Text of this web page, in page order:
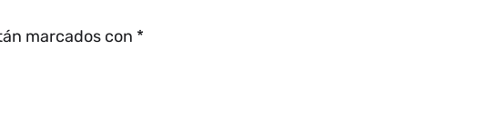
marcados con *